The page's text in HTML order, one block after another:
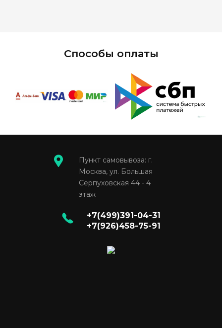
Способы оплаты
Пункт самовывоза: г.
Москва, ул. Большая
Серпуховская 44 - 4
этаж
+7(499)391-04-31
+7(926)458-75-91